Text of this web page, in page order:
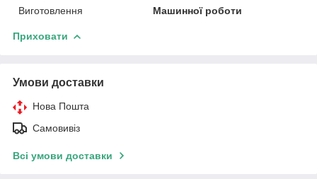
Виготовлення
Машинної роботи
Приховати
Умови доставки
Нова Пошта
Самовивіз
Всі умови доставки